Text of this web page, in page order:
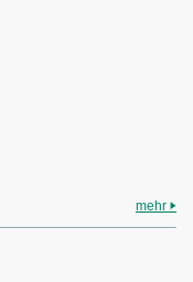
mehr